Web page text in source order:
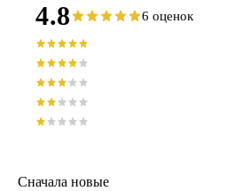
4.8 6 оценок
Сначала новые